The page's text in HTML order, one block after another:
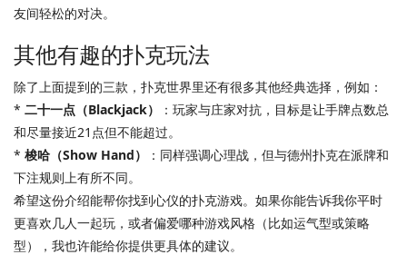
友间轻松的对决。
其他有趣的扑克玩法
除了上面提到的三款，扑克世界里还有很多其他经典选择，例如：
* 二十一点（Blackjack）
：玩家与庄家对抗，目标是让手牌点数总
和尽量接近21点但不能超过。
* 梭哈（Show Hand）
：同样强调心理战，但与德州扑克在派牌和
下注规则上有所不同。
希望这份介绍能帮你找到心仪的扑克游戏。如果你能告诉我你平时
更喜欢几人一起玩，或者偏爱哪种游戏风格（比如运气型或策略
型），我也许能给你提供更具体的建议。